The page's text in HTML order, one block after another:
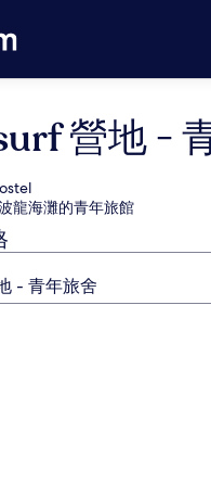
營地 -
龍海灘的青年旅館